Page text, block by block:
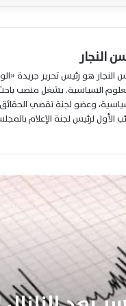
النجار
النجار هو رئيس تحرير جريدة
السياسية. يشغل منصب
وعضو لجنة تقصي
الأول لرئيس لجنة الإعلام